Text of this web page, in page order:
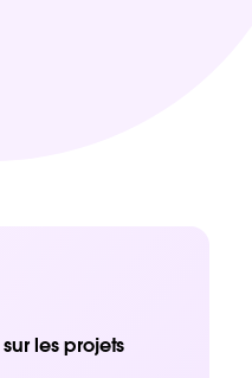
les projets